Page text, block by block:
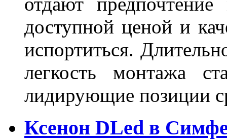
доступной ценой и
испортиться.
легкость монтажа
лидирующие
Ксенон DLed в